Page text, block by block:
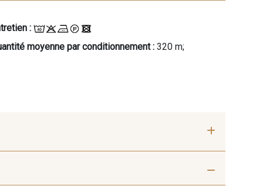
:
moyenne par conditionnement : 320 m;